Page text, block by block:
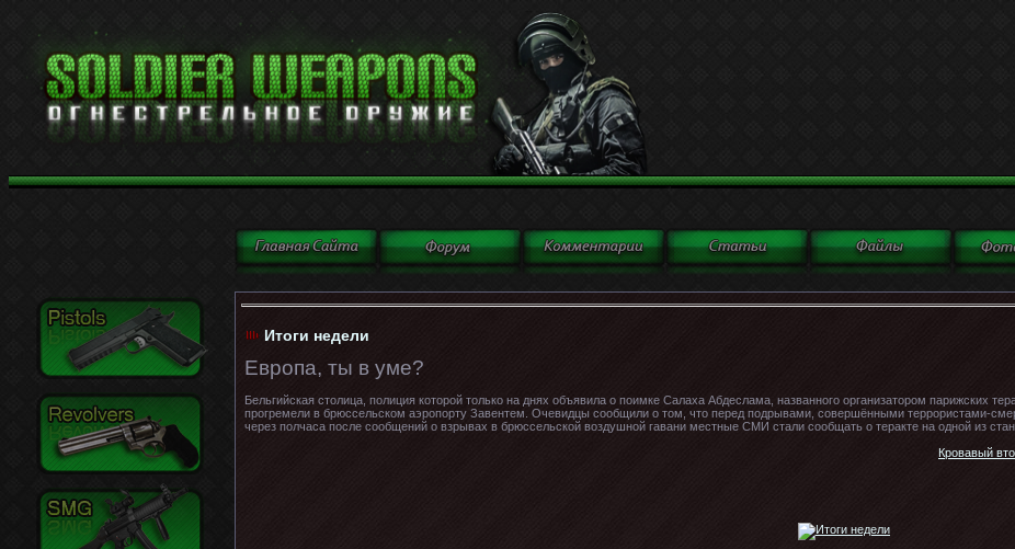
Итоги недели
Европа, ты в уме?
Бельгийская столица, полиция которой только на днях объявила о поимке Салаха Абдеслама, названного организатором парижских
прогремели в брюссельском аэропорту Завентем. Очевидцы сообщили о том, что перед подрывами, совершёнными террористами-
через полчаса после сообщений о взрывах в брюссельской воздушной гавани местные СМИ стали сообщать о теракте на одной из
Кровавый